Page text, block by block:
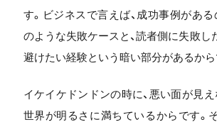
す。ビジネスで言えば、成功事例がある
のような失敗ケースと、読者側に失敗し
避けたい経験という暗い部分があるから
イケイケドンドンの時に、悪い面が見え
世界が明るさに満ちているからです。